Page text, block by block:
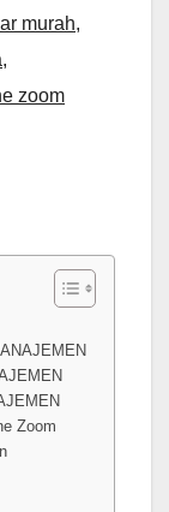
murah,
,
zoom
Zoom